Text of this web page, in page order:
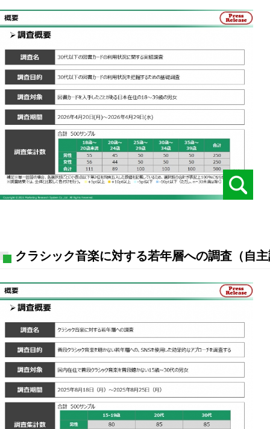
クラシック音楽に対する若年層への調査（自